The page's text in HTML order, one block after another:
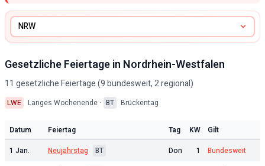
Gesetzliche Feiertage in Nordrhein-Westfalen
11 gesetzliche Feiertage (9bundesweit,2regional)
LWE Langes Wochenende · BT Brückentag
Datum Feiertag Tag KW
Gilt
1 Jan.
Neujahrstag BT Don 1
Bundesweit